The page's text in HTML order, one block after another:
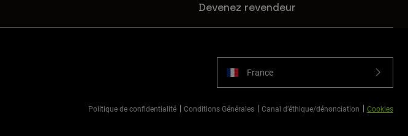
Devenez revendeur
France
Politique de confidentialité Conditions Générales Canal d’éthique/dénonciation Cookies